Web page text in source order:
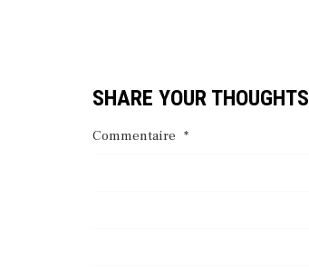
SHARE YOUR THOUGHTS
Commentaire *